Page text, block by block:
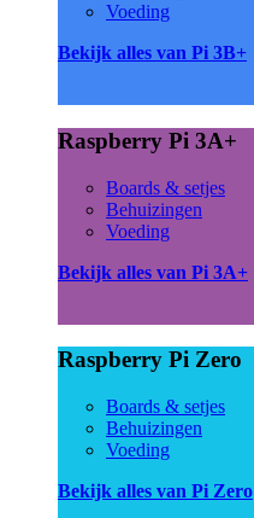
Voeding
Bekijk alles van Pi 3B+
Raspberry Pi 3A+
Boards & setjes
Behuizingen
Voeding
Bekijk alles van Pi 3A+
Raspberry Pi Zero
Boards & setjes
Behuizingen
Voeding
Bekijk alles van Pi Zero